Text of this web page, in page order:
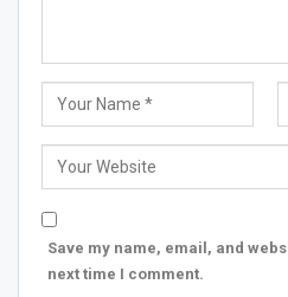
Save my name, email, and
next time I comment.